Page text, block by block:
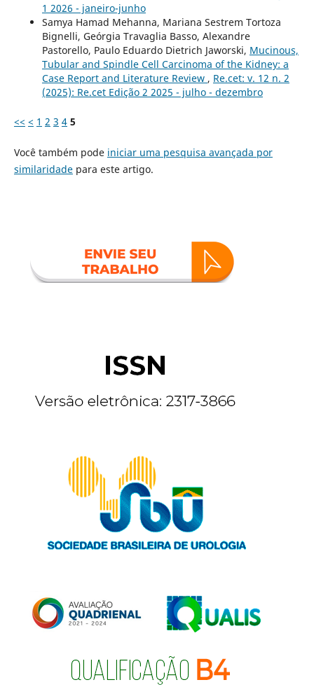
1 2026 - janeiro-junho
Samya Hamad Mehanna, Mariana Sestrem Tortoza
Bignelli, Geórgia Travaglia Basso, Alexandre
Pastorello, Paulo Eduardo Dietrich Jaworski, Mucinous,
Tubular and Spindle Cell Carcinoma of the Kidney: a
Case Report and Literature Review , Re.cet: v. 12 n. 2
(2025): Re.cet Edição 2 2025 - julho - dezembro
<< < 1 2 3 4 5
Você também pode iniciar uma pesquisa avançada por
similaridadepara este artigo.